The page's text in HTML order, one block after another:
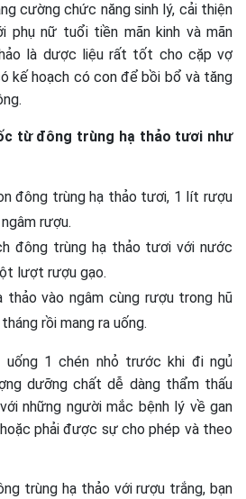
cường chức năng sinh lý, cải thiện
phụ nữ tuổi tiền mãn kinh và mãn
là dược liệu rất tốt cho cặp vợ
kế hoạch có con để bồi bổ và tăng
từ đông trùng hạ thảo tươi như
đông trùng hạ thảo tươi, 1 lít rượu
rượu.
đông trùng hạ thảo tươi với nước
lượt rượu gạo.
thảo vào ngâm cùng rượu trong hũ
rồi mang ra uống.
uống 1 chén nhỏ trước khi đi ngủ
dưỡng chất dễ dàng thẩm thấu
những người mắc bệnh lý về gan
phải được sự cho phép và theo
trùng hạ thảo với rượu trắng, bạn